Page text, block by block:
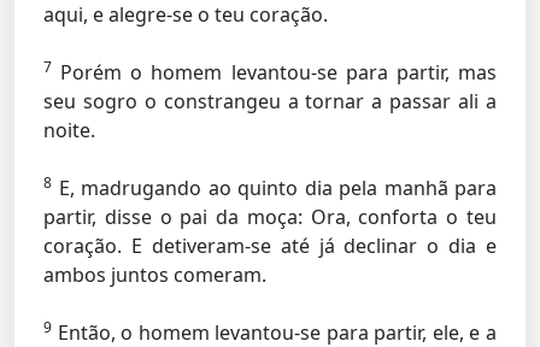
aqui, e alegre-se o teu coração.
7 Porém o homem levantou-se para partir, mas
seu sogro o constrangeu a tornar a passar ali a
noite.
8 E, madrugando ao quinto dia pela manhã para
partir, disse o pai da moça: Ora, conforta o teu
coração. E detiveram-se até já declinar o dia e
ambos juntos comeram.
9 Então, o homem levantou-se para partir, ele, e a